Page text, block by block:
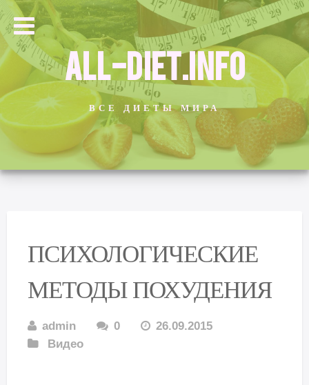
ALL-DIET.INFO
ВСЕ ДИЕТЫ МИРА
ПСИХОЛОГИЧЕСКИЕ
МЕТОДЫ ПОХУДЕНИЯ
admin 0
26.09.2015
Видео